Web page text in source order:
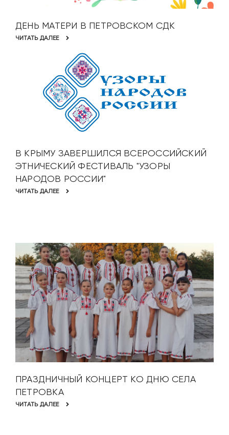
ДЕНЬ МАТЕРИ В ПЕТРОВСКОМ СДК
ЧИТАТЬ ДАЛЕЕ
В КРЫМУ ЗАВЕРШИЛСЯ ВСЕРОССИЙСКИЙ
ЭТНИЧЕСКИЙ ФЕСТИВАЛЬ "УЗОРЫ
НАРОДОВ РОССИИ"
ЧИТАТЬ ДАЛЕЕ
ПРАЗДНИЧНЫЙ КОНЦЕРТ КО ДНЮ СЕЛА
ПЕТРОВКА
ЧИТАТЬ ДАЛЕЕ